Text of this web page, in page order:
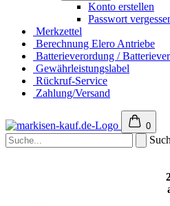
Konto erstellen
Passwort
Merkzettel
Berechnung Elero Antriebe
Batterieverordung /
Gewährleistungslabel
Rückruf-Service
Zahlung/Versand
0